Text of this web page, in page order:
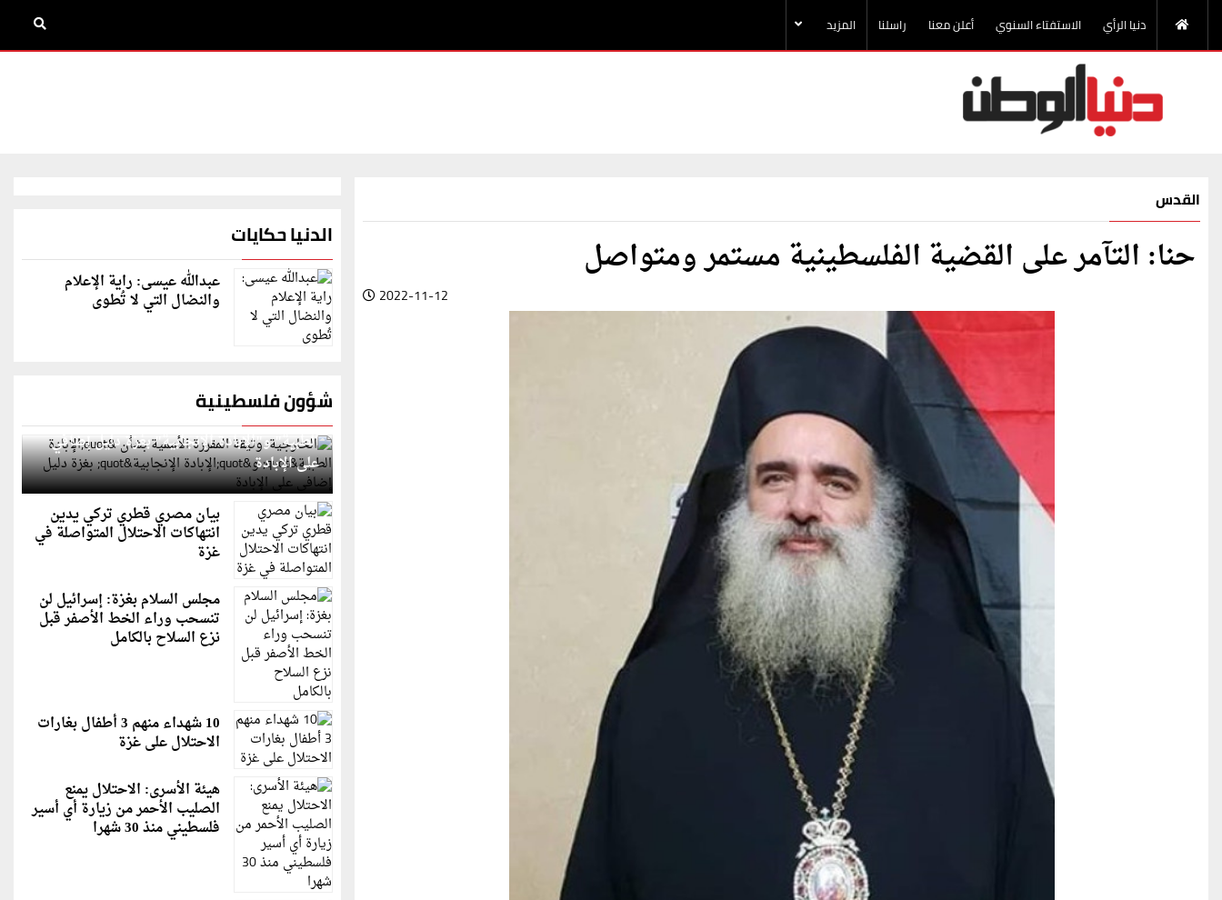
دنيا الرأي الاستفتاء السنوي أعلن معنا راسلنا المزيد
القدس
حنا: التآمر على القضية الفلسطينية مستمر ومتواصل
2022-11-12
الدنيا حكايات
عبدالله عيسى: راية الإعلام
والنضال التي لا تُطوى
شؤون فلسطينية
الخارجية: وثيقة المقررة الأممية بشأن "الإبادة
الطبية" و"الإبادة الإنجابية" بغزة دليل إضافي
على الإبادة
بيان مصري قطري تركي يدين
انتهاكات الاحتلال المتواصلة في
غزة
مجلس السلام بغزة: إسرائيل لن
تنسحب وراء الخط الأصفر قبل
نزع السلاح بالكامل
10 شهداء منهم 3 أطفال بغارات
الاحتلال على غزة
هيئة الأسرى: الاحتلال يمنع
الصليب الأحمر من زيارة أي أسير
فلسطيني منذ 30 شهرا